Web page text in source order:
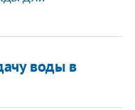
воды в